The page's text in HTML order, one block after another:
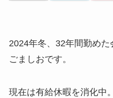
2024年冬、32年間勤めた
ごましおです。
現在は有給休暇を消化中。